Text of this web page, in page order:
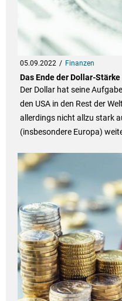
05.09.2022 Finanzen
Das Ende der Dollar-Stärke
Der Dollar hat seine
den USA in den Rest der
allerdings nicht allzu stark
(insbesondere Europa)